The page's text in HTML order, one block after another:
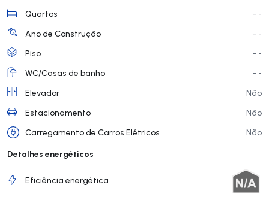
Quartos
- -
Ano de Construção
- -
Piso
- -
WC/Casas de banho
- -
Elevador
Não
Estacionamento
Não
Carregamento de Carros Elétricos
Não
Detalhes energéticos
Eficiência energética